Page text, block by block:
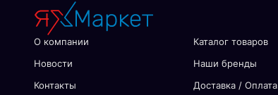
О компании
Новости
Контакты
Каталог товаров
Наши бренды
Доставка / Оплата